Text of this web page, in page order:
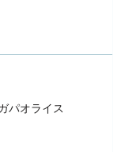
パオライス